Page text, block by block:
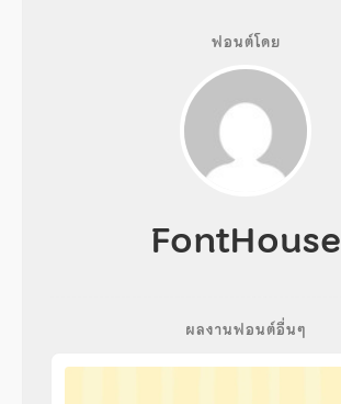
ฟอนต์โดย
FontHouse
ผลงานฟอนต์อื่นๆ